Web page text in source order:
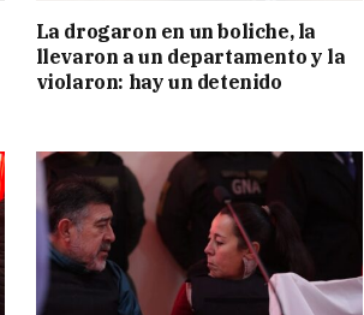
La drogaron en un boliche, la
llevaron a un departamento y la
violaron: hay un detenido